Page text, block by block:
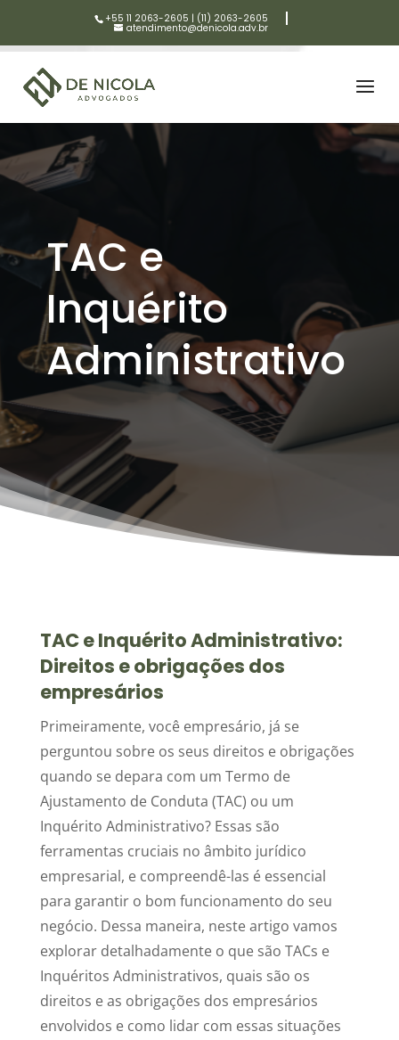
+55 11 2063-2605 | (11) 2063-2605
atendimento@denicola.adv.br
TAC e
Inquérito
Administrativo
TAC e Inquérito Administrativo:
Direitos e obrigações dos
empresários
Primeiramente, você empresário, já se
perguntou sobre os seus direitos e obrigações
quando se depara com um Termo de
Ajustamento de Conduta (TAC) ou um
Inquérito Administrativo? Essas são
ferramentas cruciais no âmbito jurídico
empresarial, e compreendê-las é essencial
para garantir o bom funcionamento do seu
negócio. Dessa maneira, neste artigo vamos
explorar detalhadamente o que são TACs e
Inquéritos Administrativos, quais são os
direitos e as obrigações dos empresários
envolvidos e como lidar com essas situações